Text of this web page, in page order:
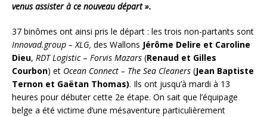
venus assister à ce nouveau départ ».
37 binômes ont ainsi pris le départ : les trois non-partants sont
Innovad.group – XLG, des Wallons Jérôme Delire et Caroline
Dieu, RDT Logistic– Forvis Mazars (Renaud et Gilles
Courbon) et Ocean Connect – The Sea Cleaners (Jean Baptiste
Ternon et Gaëtan Thomas). Ils ont jusqu’à mardi à 13
heures pour débuter cette 2e étape. On sait que l’équipage
belge a été victime d’une mésaventure particulièrement